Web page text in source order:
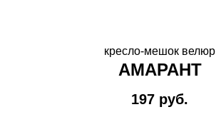
кресло-мешок велюр
АМАРАНТ
197 руб.